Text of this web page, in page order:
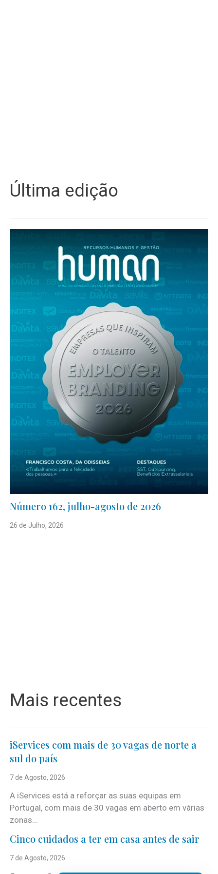
Última edição
Número 162, julho-agosto de 2026
26 de Julho, 2026
Mais recentes
iServices com mais de 30 vagas de norte a
sul do país
7 de Agosto, 2026
A iServices está a reforçar as suas equipas em
Portugal, com mais de 30 vagas em aberto em várias
zonas...
Cinco cuidados a ter em casa antes de sair
7 de Agosto, 2026